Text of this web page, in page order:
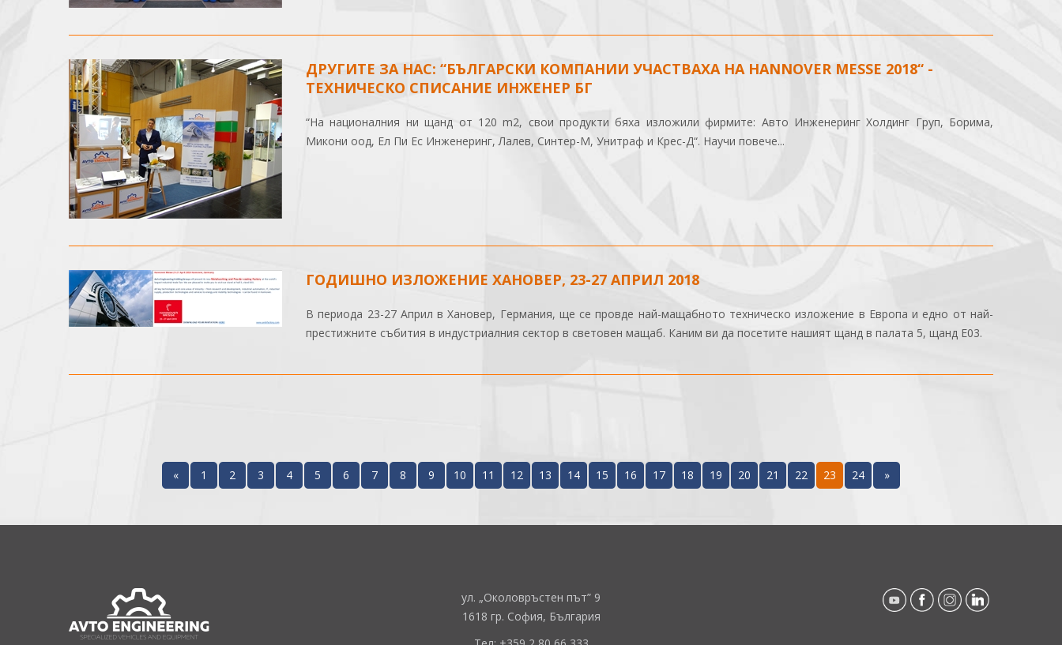
ДРУГИТЕ ЗА НАС: “БЪЛГАРСКИ КОМПАНИИ УЧАСТВАХА НА HANNOVER MESSE 2018“ -
ТЕХНИЧЕСКО СПИСАНИЕ ИНЖЕНЕР БГ
“На националния ни щанд от 120 m2, свои продукти бяха изложили фирмите: Авто Инженеринг Холдинг Груп, Борима,
Микони оод, Ел Пи Ес Инженеринг, Лалев, Синтер-М, Унитраф и Крес-Д“. Научи повече...
ГОДИШНО ИЗЛОЖЕНИЕ ХАНОВЕР, 23-27 АПРИЛ 2018
В периода 23-27 Април в Хановер, Германия, ще се провде най-мащабното техническо изложение в Европа и едно от най-
престижните събития в индустриалния сектор в световен мащаб. Каним ви да посетите нашият щанд в палата 5, щанд Е03.
« 1 2 3 4 5 6 7 8 9 10 11 12 13 14 15 16 17 18 19 20 21 22 23 24 »
ул. „Околовръстен път” 9
1618 гр. София, България